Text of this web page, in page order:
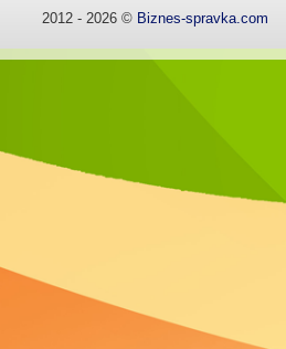
2012 - 2026 © Biznes-spravka.com